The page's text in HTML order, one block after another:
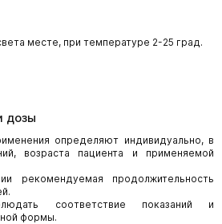
месте, при температуре 2-25 град.
дозы
определяют индивидуально, в
возраста пациента и применяемой
рекомендуемая продолжительность
соответствие показаний и
формы.